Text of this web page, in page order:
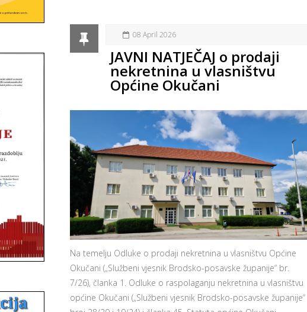
08 April 2026
JAVNI NATJEČAJ o prodaji
nekretnina u vlasništvu
Općine Okučani
Na temelju Odluke o prodaji nekretnina u vlasništvu Općine
Okučani („Službeni vjesnik Brodsko-posavske županije“ br.
7/26), članka 1. Odluke o raspolaganju nekretnina u vlasništvu
općine Okučani („Službeni vjesnik Brodsko-posavske županije“